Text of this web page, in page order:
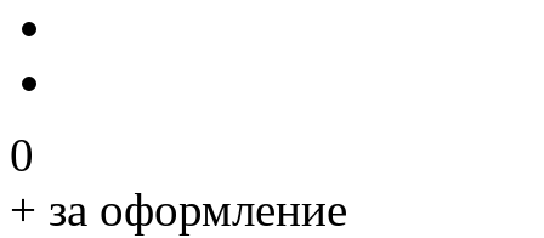
0
+ за оформление